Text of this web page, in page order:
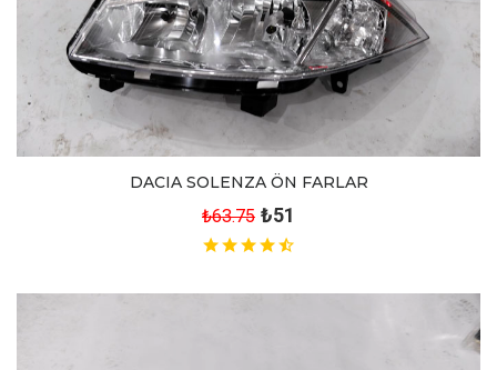
DACIA SOLENZA ÖN FARLAR
₺63.75 ₺51